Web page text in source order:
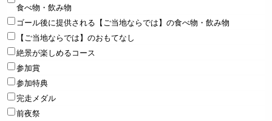
食べ物・飲み物
ゴール後に提供される【ご当地ならでは】の食べ物・飲み物
【ご当地ならでは】のおもてなし
絶景が楽しめるコース
参加賞
参加特典
完走メダル
前夜祭